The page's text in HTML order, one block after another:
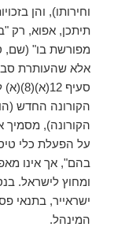
וחירותו), והן
תיתכן, אפוא, רק
אלא שהעותרת
סעיף
הקורונה),
על הפעלת כלי
בהם", אך אינו
ישראייר, בתנאי
המינהל.